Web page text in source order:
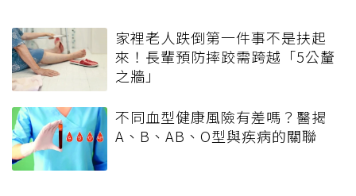
家裡老人跌倒第一件事不是扶起
來！長輩預防摔跤需跨越「5公釐
之牆」
不同血型健康風險有差嗎？醫揭
A、B、AB、O型與疾病的關聯